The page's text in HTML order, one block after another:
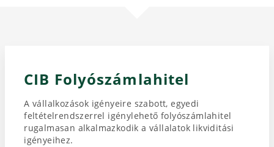
CIB Folyószámlahitel
A vállalkozások igényeire szabott, egyedi
feltételrendszerrel igénylehető folyószámlahitel
rugalmasan alkalmazkodik a vállalatok likviditási
igényeihez.